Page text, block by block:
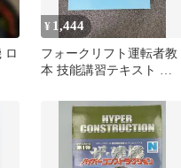
ロ
¥ 1,444
フォークリフト運転者教
本 技能講習テキスト 日